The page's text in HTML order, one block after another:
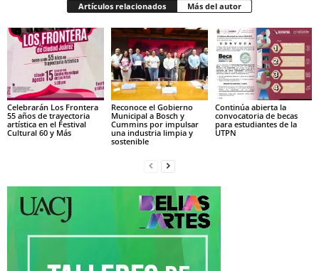
Artículos relacionados Más del autor
Celebrarán Los Frontera
55 años de trayectoria
artística en el Festival
Cultural 60 y Más
Reconoce el Gobierno
Municipal a Bosch y
Cummins por impulsar
una industria limpia y
sostenible
Continúa abierta la
convocatoria de becas
para estudiantes de la
UTPN